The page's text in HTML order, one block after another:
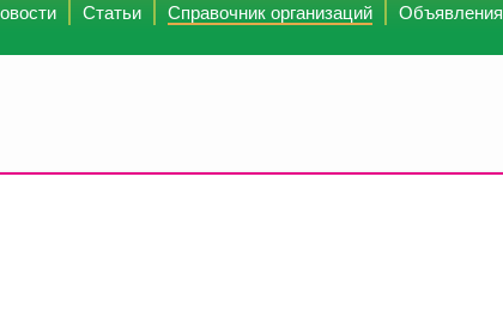
Статьи Справочник организаций Объявления